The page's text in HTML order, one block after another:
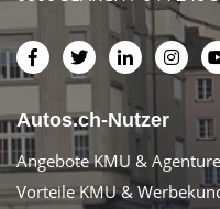
Autos.ch-Nutzer
Angebote KMU &
Vorteile KMU &